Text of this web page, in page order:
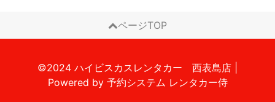
ページTOP
©2024 ハイビスカスレンタカー 西表島店
Powered by 予約システム レンタカー侍